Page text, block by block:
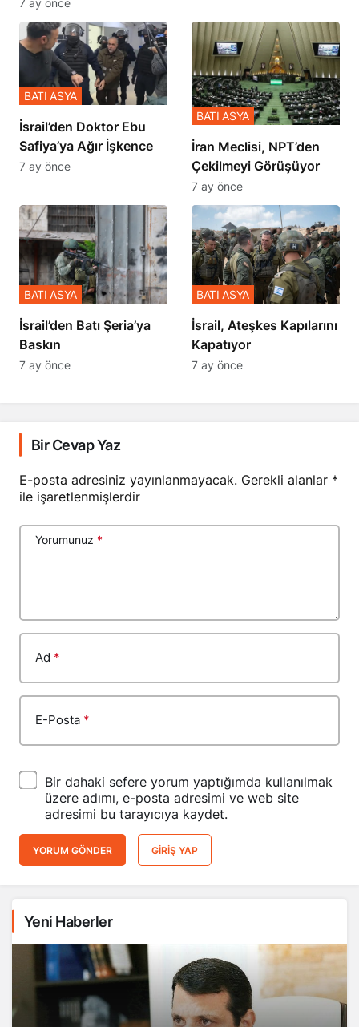
İsrail’den Doktor Ebu
Safiya’ya Ağır İşkence
BATI ASYA
7 ay önce
İran Meclisi, NPT’den
Çekilmeyi Görüşüyor
BATI ASYA
7 ay önce
​​​​​​​İsrail’den Batı Şeria’ya
Baskın
BATI ASYA
7 ay önce
İsrail, Ateşkes Kapılarını
Kapatıyor
BATI ASYA
7 ay önce
Bir Cevap Yaz
E-posta adresiniz yayınlanmayacak. Gerekli alanlar *
ile işaretlenmişlerdir
Yorumunuz *
Ad *
E-Posta *
Bir dahaki sefere yorum yaptığımda kullanılmak
üzere adımı, e-posta adresimi ve web site
adresimi bu tarayıcıya kaydet.
YORUM GÖNDER GIRIŞ YAP
Yeni Haberler